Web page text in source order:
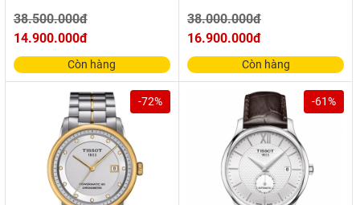
38.500.000đ
14.900.000đ
Còn hàng
38.000.000đ
16.900.000đ
Còn hàng
-72% -61%